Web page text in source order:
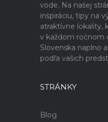
vode. Na našej
inšpiráciu, tipy na
atraktívne lokality,
v každom ročnom
Slovenska naplno
podľa vašich
STRÁNKY
Blog